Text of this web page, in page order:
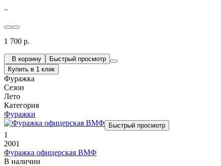
..
1 700 р.
В корзину
Быстрый просмотр
Купить в 1 клик
Фуражка
Сезон
Лето
Категория
Фуражки
Быстрый просмотр
1
2001
Фуражка офицерская ВМФ
В наличии